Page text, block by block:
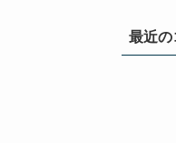
最近の